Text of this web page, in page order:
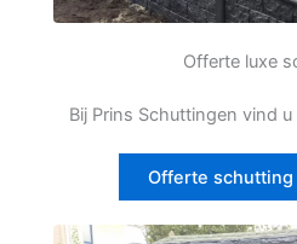
Offerte luxe
Bij Prins Schuttingen vind
Offerte schutting